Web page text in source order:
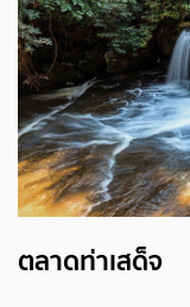
ตลาดท่าเสด็จ